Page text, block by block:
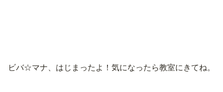
ビバ☆マナ、はじまったよ！気になったら教室にきてね。